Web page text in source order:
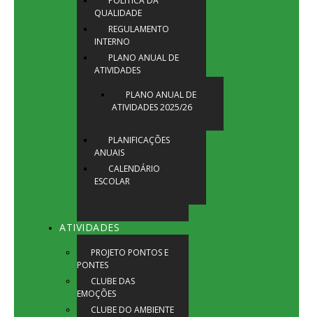
QUALIDADE
REGULAMENTO
INTERNO
PLANO ANUAL DE
ATIVIDADES
PLANO ANUAL DE
ATIVIDADES 2025/26
PLANIFICAÇÕES
ANUAIS
CALENDÁRIO
ESCOLAR
ATIVIDADES
PROJETO PONTOS E
PONTES
CLUBE DAS
EMOÇÕES
CLUBE DO AMBIENTE